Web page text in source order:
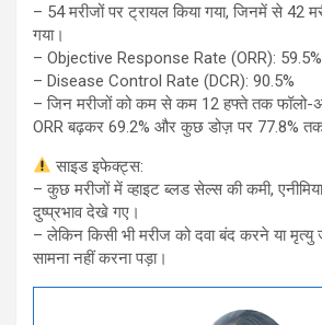
– 54 मरीजों पर ट्रायल किया गया, जिनमें से 42
गया।
– Objective Response Rate (ORR): 59.5%
– Disease Control Rate (DCR): 90.5%
– जिन मरीजों को कम से कम 12 हफ्ते तक फॉलो-
ORR बढ़कर 69.2% और कुछ डोज़ पर 77.8%
साइड इफेक्ट्स:
– कुछ मरीजों में व्हाइट ब्लड सेल्स की कमी,
दुष्प्रभाव देखे गए।
– लेकिन किसी भी मरीज को दवा बंद करने या मृत्यु
सामना नहीं करना पड़ा।